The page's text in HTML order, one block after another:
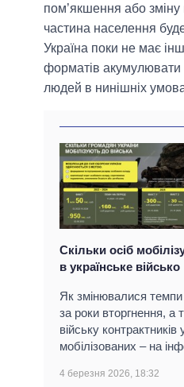
пом’якшення або зміну
частина населення
Україна поки не має
форматів акумулювати
людей в нинішніх
Скільки осіб
в українське військо
Як змінювалися темпи
за роки вторгнення, а
війську
мобілізованих – на
4 березня 2026, 18:32